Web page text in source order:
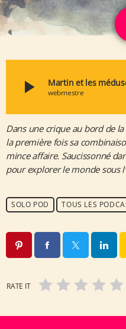
play_arrow Martin et les
webmestre
Dans une crique au bord de
la première fois sa
mince affaire. Saucissonné
pour explorer le monde sous
SOLO POD TOUS LES
RATE IT